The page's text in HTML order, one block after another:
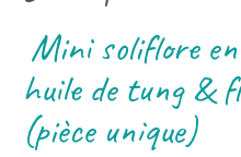
Mini soliflore
huile de tung &
(pièce unique)